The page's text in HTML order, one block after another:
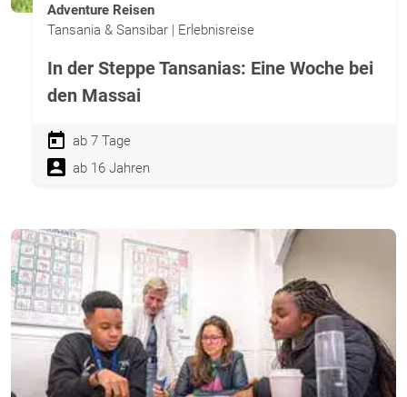
Adventure Reisen
Tansania & Sansibar | Erlebnisreise
In der Steppe Tansanias: Eine Woche bei
den Massai
ab 7 Tage
ab 16 Jahren